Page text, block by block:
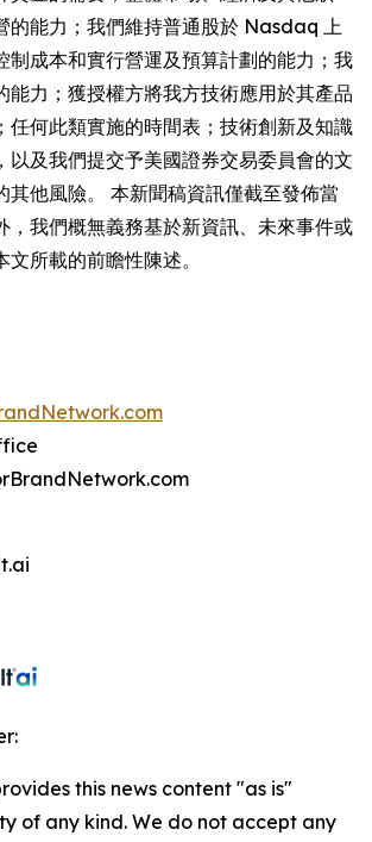
的能力；我們維持普通股於 Nasdaq 上
制成本和實行營運及預算計劃的能力；我
能力；獲授權方將我方技術應用於其產品
任何此類實施的時間表；技術創新及知識
以及我們提交予美國證券交易委員會的文
其他風險。 本新聞稿資訊僅截至發佈當
，我們概無義務基於新資訊、未來事件或
所載的前瞻性陳述。
this news content "as is"
of any kind. We do not accept any